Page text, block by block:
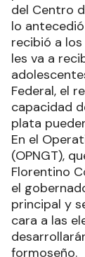
del Centro
lo
recibió a
les va a
Federal, el
capacidad
plata
En el
(OPNGT),
Florentino
el
principal y
cara a las
formoseño.